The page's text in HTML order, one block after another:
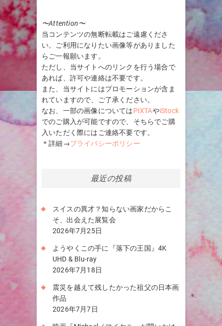
〜Attention〜
当コンテンツの無断転載はご遠慮くださ
い。ご利用になりたい画像等がありました
らご一報願います。
ただし、当サイトへのリンクを行う場合で
あれば、許可や連絡は不要です。
また、当サイトにはプロモーションが含ま
れていますので、ご了承ください。
なお、一部の画像についてはPIXTAやiStock
でのご購入が可能ですので、そちらでご購
入いただく際にはご連絡不要です。
＊詳細→プライバシーポリシー
最近の投稿
スイスの異才？知らない画家だからこ
そ、出会えた展覧会
2026年7月25日
ようやくこの手に『落下の王国』4K
UHD & Blu-ray
2026年7月18日
震災を越えて残したかった祖父の日本画
作品
2026年7月7日